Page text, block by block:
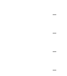
–
–
–